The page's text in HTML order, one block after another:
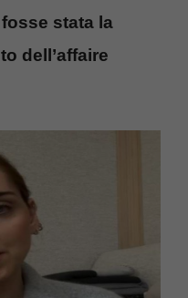
stata la
dell’affaire